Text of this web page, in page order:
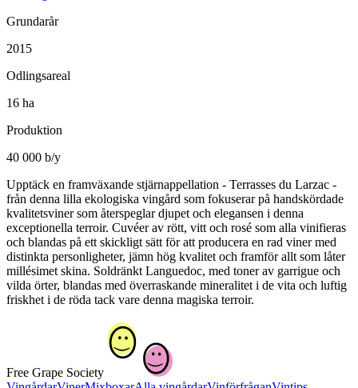
Grundarår
2015
Odlingsareal
16 ha
Produktion
40 000 b/y
Upptäck en framväxande stjärnappellation - Terrasses du Larzac -
från denna lilla ekologiska vingård som fokuserar på handskördade
kvalitetsviner som återspeglar djupet och elegansen i denna
exceptionella terroir. Cuvéer av rött, vitt och rosé som alla vinifieras
och blandas på ett skickligt sätt för att producera en rad viner med
distinkta personligheter, jämn hög kvalitet och framför allt som låter
millésimet skina. Soldränkt Languedoc, med toner av garrigue och
vilda örter, blandas med överraskande mineralitet i de vita och luftig
friskhet i de röda tack vare denna magiska terroir.
Free Grape Society